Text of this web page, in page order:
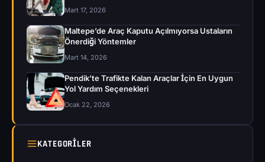
Mart 17, 2026
Maltepe’de Araç Kaputu Açılmıyorsa Ustaların
Önerdiği Yöntemler
Mart 14, 2026
Pendik’te Trafikte Kalan Araçlar İçin En Uygun
Yol Yardım Seçenekleri
Ocak 22, 2026
KATEGORILER